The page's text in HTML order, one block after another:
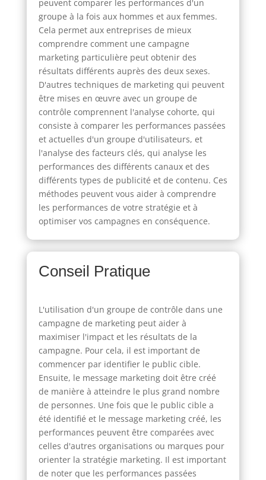
peuvent comparer les performances d'un
groupe à la fois aux hommes et aux femmes.
Cela permet aux entreprises de mieux
comprendre comment une campagne
marketing particulière peut obtenir des
résultats différents auprès des deux sexes.
D'autres techniques de marketing qui peuvent
être mises en œuvre avec un groupe de
contrôle comprennent l'analyse cohorte, qui
consiste à comparer les performances passées
et actuelles d'un groupe d'utilisateurs, et
l'analyse des facteurs clés, qui analyse les
performances des différents canaux et des
différents types de publicité et de contenu. Ces
méthodes peuvent vous aider à comprendre
les performances de votre stratégie et à
optimiser vos campagnes en conséquence.
Conseil Pratique
L'utilisation d'un groupe de contrôle dans une
campagne de marketing peut aider à
maximiser l'impact et les résultats de la
campagne. Pour cela, il est important de
commencer par identifier le public cible.
Ensuite, le message marketing doit être créé
de manière à atteindre le plus grand nombre
de personnes. Une fois que le public cible a
été identifié et le message marketing créé, les
performances peuvent être comparées avec
celles d'autres organisations ou marques pour
orienter la stratégie marketing. Il est important
de noter que les performances passées